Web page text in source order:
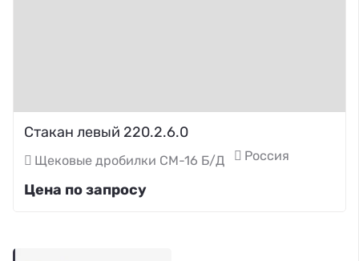
Стакан левый 220.2.6.0
Щековые дробилки СМ-16 Б/Д Россия
Цена по запросу